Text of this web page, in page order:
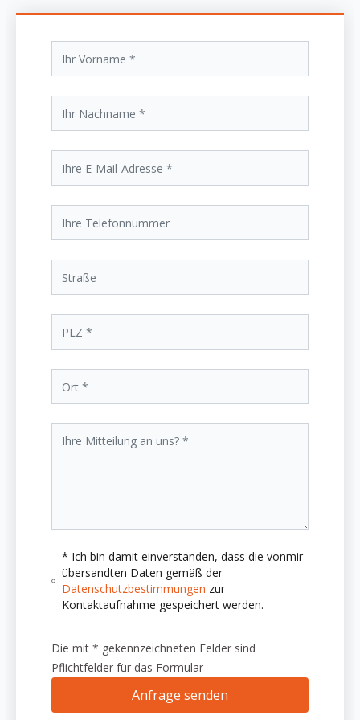
* Ich bin damit einverstanden, dass die vonmir
übersandten Daten gemäß der
Datenschutzbestimmungen zur
Kontaktaufnahme gespeichert werden.
Die mit * gekennzeichneten Felder sind
Pflichtfelder für das Formular
Anfrage senden